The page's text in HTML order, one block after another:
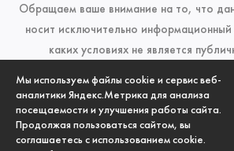
Мы используем файлы cookie и сервис веб-
аналитики Яндекс.Метрика для анализа
посещаемости и улучшения работы сайта.
Продолжая пользоваться сайтом, вы
соглашаетесь с использованием cookie.
Обращаем ваше внимание на то, что
носит исключительно
каких условиях не является
кодекса Российской Федерации. Для
информации о наличии и стоимости
(или) услуг, пожалуйста, обращайтесь